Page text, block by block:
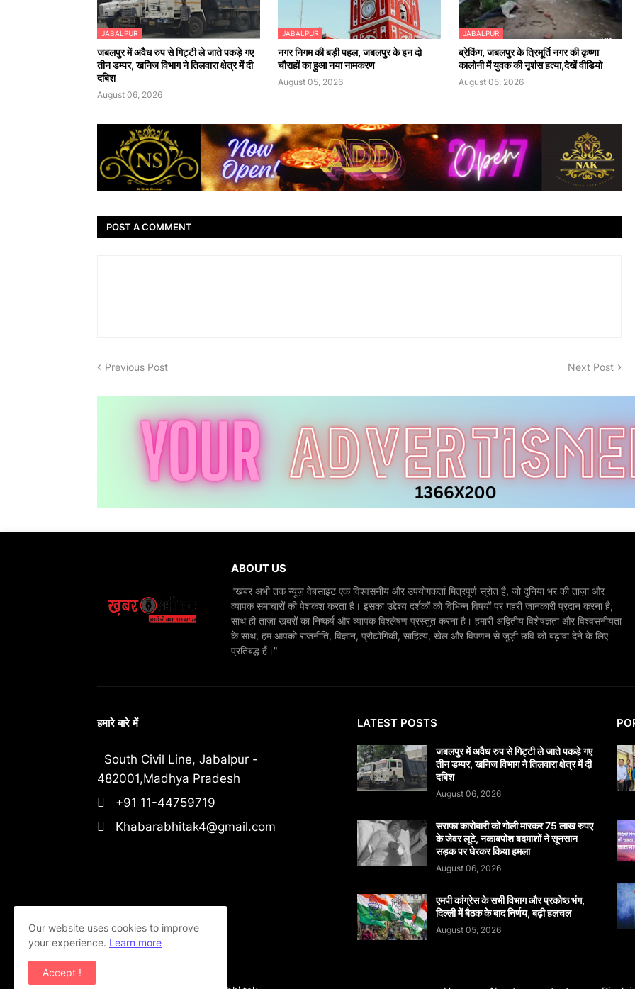
JABALPUR
जबलपुर में अवैध रुप से गिट्टी ले जाते पकड़े गए
तीन डम्पर, खनिज विभाग ने तिलवारा क्षेत्र में दी
दबिश
August 06, 2026
JABALPUR
नगर निगम की बड़ी पहल, जबलपुर के इन दो
चौराहों का हुआ नया नामकरण
August 05, 2026
JABALPUR
ब्रेकिंग, जबलपुर के त्रिमूर्ति नगर की कृष्णा
कालोनी में युवक की नृशंस हत्या,देखें वीडियो
August 05, 2026
POST A COMMENT
Previous Post Next Post
ABOUT US
"खबर अभी तक न्यूज़ वेबसाइट एक विश्वसनीय और उपयोगकर्ता मित्रपूर्ण स्रोत है, जो दुनिया भर की ताज़ा और
व्यापक समाचारों की पेशकश करता है। इसका उद्देश्य दर्शकों को विभिन्न विषयों पर गहरी जानकारी प्रदान करना है,
साथ ही ताज़ा खबरों का निष्कर्ष और व्यापक विश्लेषण प्रस्तुत करना है। हमारी अद्वितीय विशेषज्ञता और विश्वसनीयता
के साथ, हम आपको राजनीति, विज्ञान, प्रौद्योगिकी, साहित्य, खेल और विपणन से जुड़ी छवि को बढ़ावा देने के लिए
प्रतिबद्ध हैं।"
हमारे बारे में
South Civil Line, Jabalpur -
482001,Madhya Pradesh
+91 11-44759719
Khabarabhitak4@gmail.com
LATEST POSTS
जबलपुर में अवैध रुप से गिट्टी ले जाते पकड़े गए
तीन डम्पर, खनिज विभाग ने तिलवारा क्षेत्र में दी
दबिश
August 06, 2026
सराफा कारोबारी को गोली मारकर 75 लाख रुपए
के जेवर लूटे, नकाबपोश बदमाशों ने सूनसान
सड़क पर घेरकर किया हमला
August 06, 2026
एमपी कांग्रेस के सभी विभाग और प्रकोष्ठ भंग,
दिल्ली में बैठक के बाद निर्णय, बढ़ी हलचल
August 05, 2026
Our website uses cookies to improve
your experience. Learn more
Accept !